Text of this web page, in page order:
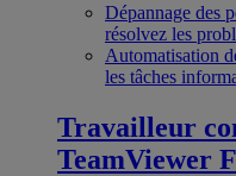
Dépannage des
résolvez les
Automatisation
les tâches
Travailleur
TeamViewer